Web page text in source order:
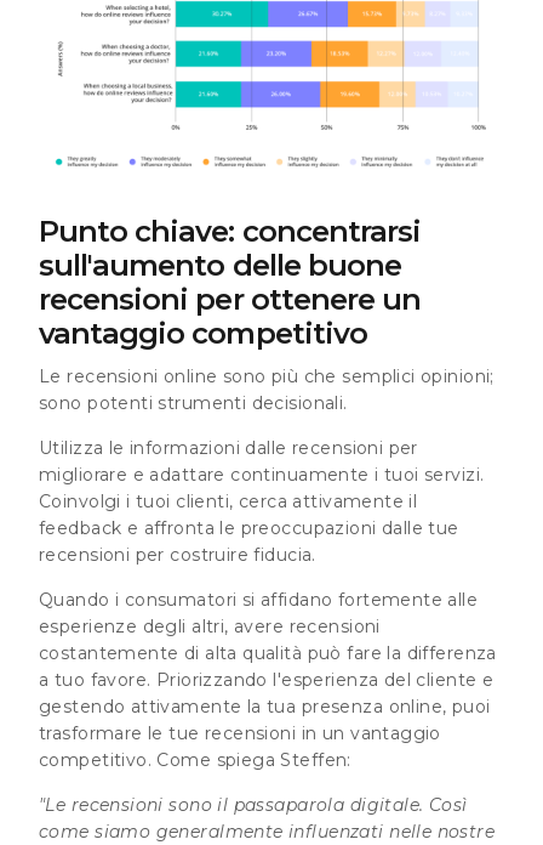
Punto chiave: concentrarsi
sull'aumento delle buone
recensioni per ottenere un
vantaggio competitivo
Le recensioni online sono più che semplici opinioni;
sono potenti strumenti decisionali.
Utilizza le informazioni dalle recensioni per
migliorare e adattare continuamente i tuoi servizi.
Coinvolgi i tuoi clienti, cerca attivamente il
feedback e affronta le preoccupazioni dalle tue
recensioni per costruire fiducia.
Quando i consumatori si affidano fortemente alle
esperienze degli altri, avere recensioni
costantemente di alta qualità può fare la differenza
a tuo favore. Priorizzando l'esperienza del cliente e
gestendo attivamente la tua presenza online, puoi
trasformare le tue recensioni in un vantaggio
competitivo. Come spiega Steffen:
"Le recensioni sono il passaparola digitale. Così
come siamo generalmente influenzati nelle nostre